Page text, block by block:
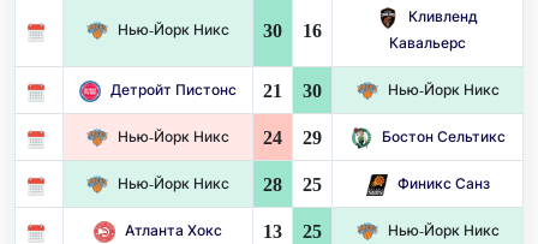
Нью-Йорк Никс 30 16
Кливленд
Кавальерс
Детройт Пистонс 21 30 Нью-Йорк Никс
Нью-Йорк Никс 24 29 Бостон Сельтикс
Нью-Йорк Никс 28 25 Финикс Санз
Атланта Хокс 13 25 Нью-Йорк Никс